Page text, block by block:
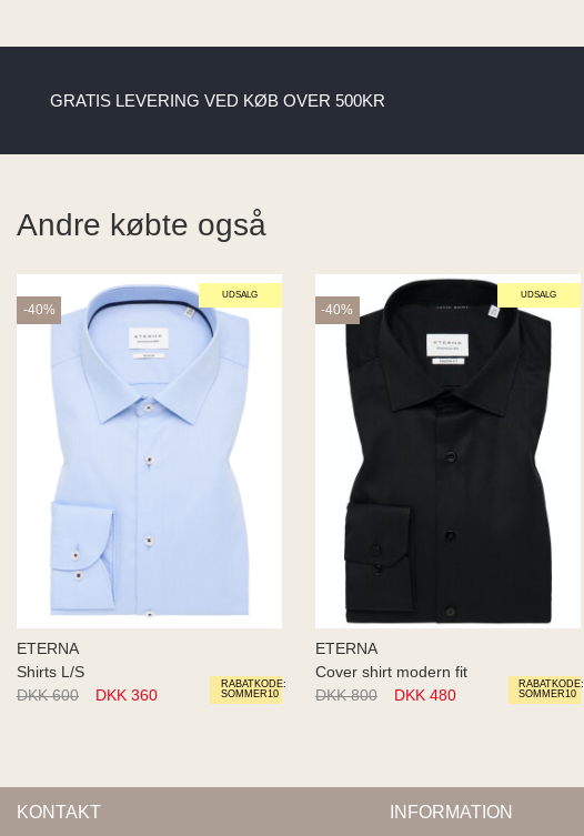
GRATIS LEVERING VED KØB OVER 500KR
Andre købte også
UDSALG
RABATKODE:
SOMMER10
-40%
ETERNA
Shirts L/S
DKK 600
DKK 360
UDSALG
RABATKODE:
SOMMER10
-40%
ETERNA
Cover shirt modern fit
DKK 800
DKK 480
KONTAKT INFORMATION